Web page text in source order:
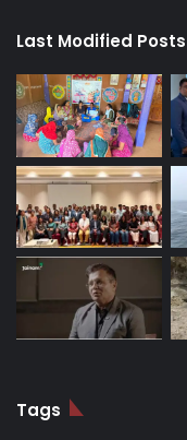
Last Modified Posts
Tags